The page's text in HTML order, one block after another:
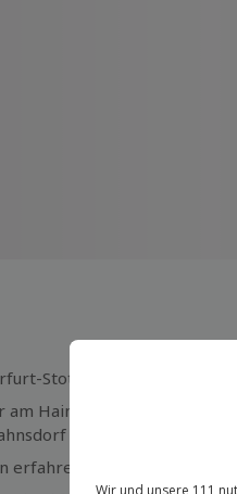
Stotternheim
am Hainersee und am
erfahrenen Guide